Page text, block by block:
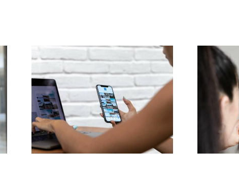
Top 3 platforme til at
finde idéer til
brugergenereret
indhold (UGC)
at